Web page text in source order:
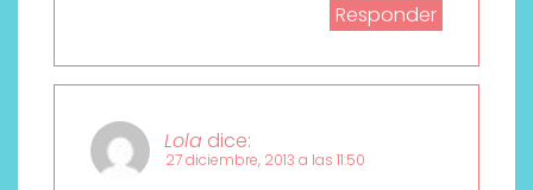
Responder
Lola dice:
27 diciembre, 2013 a las 11:50